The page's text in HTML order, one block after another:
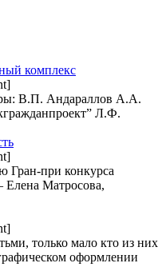
комплекс
В.П. Андараллов А.А.
Л.Ф.
Гран-при конкурса
Елена Матросова,
только мало кто из них
оформлении